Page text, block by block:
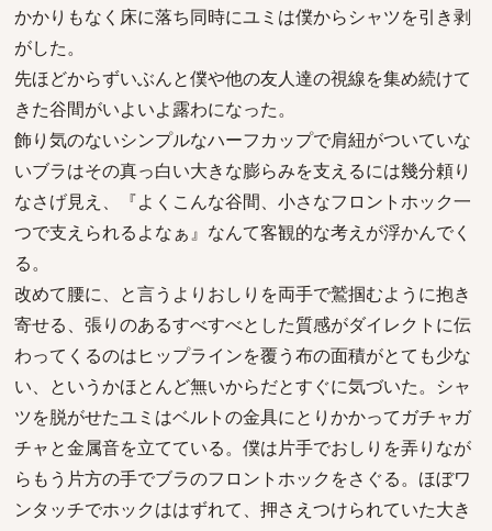
かかりもなく床に落ち同時にユミは僕からシャツを引き剥
がした。
先ほどからずいぶんと僕や他の友人達の視線を集め続けて
きた谷間がいよいよ露わになった。
飾り気のないシンプルなハーフカップで肩紐がついていな
いブラはその真っ白い大きな膨らみを支えるには幾分頼り
なさげ見え、『よくこんな谷間、小さなフロントホック一
つで支えられるよなぁ』なんて客観的な考えが浮かんでく
る。
改めて腰に、と言うよりおしりを両手で鷲掴むように抱き
寄せる、張りのあるすべすべとした質感がダイレクトに伝
わってくるのはヒップラインを覆う布の面積がとても少な
い、というかほとんど無いからだとすぐに気づいた。シャ
ツを脱がせたユミはベルトの金具にとりかかってガチャガ
チャと金属音を立てている。僕は片手でおしりを弄りなが
らもう片方の手でブラのフロントホックをさぐる。ほぼワ
ンタッチでホックははずれて、押さえつけられていた大き